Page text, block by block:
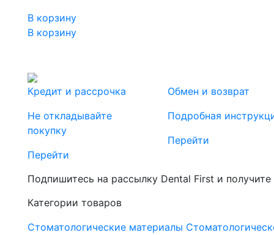
В корзину
В корзину
Кредит и рассрочка
Не откладывайте
покупку
Перейти
Обмен и возврат
Подробная
Перейти
Подпишитесь на рассылку Dental First и
Категории товаров
Стоматологические материалы